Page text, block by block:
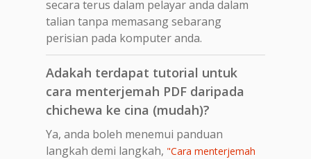
secara terus dalam pelayar anda dalam
talian tanpa memasang sebarang
perisian pada komputer anda.
Adakah terdapat tutorial untuk
cara menterjemah PDF daripada
chichewa ke cina (mudah)?
Ya, anda boleh menemui panduan
langkah demi langkah, "Cara menterjemah